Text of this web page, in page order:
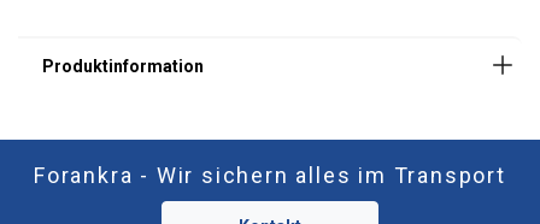
Forankra - Wir sichern alles im Transport